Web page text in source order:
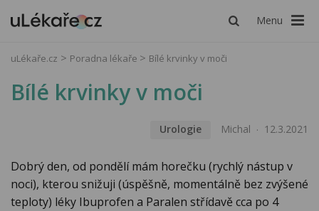
Menu
uLékaře.cz Poradna lékaře Bílé krvinky v moči
Bílé krvinky v moči
Urologie Michal 12.3.2021
Dobrý den, od pondělí mám horečku (rychlý nástup v
noci), kterou snižuji (úspěšně, momentálně bez zvýšené
teploty) léky Ibuprofen a Paralen střídavě cca po 4